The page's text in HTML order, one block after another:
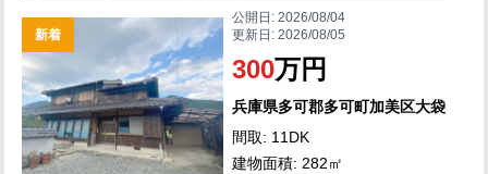
新着
公開日:2026/08/04
更新日:2026/08/05
300万円
兵庫県多可郡多可町加美区大袋
間取: 11DK
建物面積: 282㎡